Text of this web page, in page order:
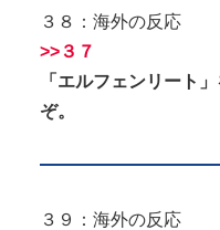
３８：海外の反応
>>３７
「エルフェンリート
ぞ。
３９：海外の反応